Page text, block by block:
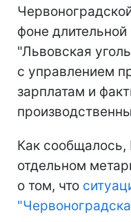
фоне
"Львовская
с управлением
зарплатам и
Как сообщалось,
отдельном
о том, что